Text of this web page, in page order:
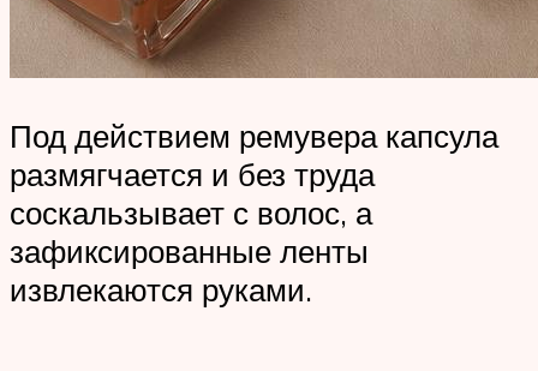
Под действием ремувера капсула
размягчается и без труда
соскальзывает с волос, а
зафиксированные ленты
извлекаются руками.